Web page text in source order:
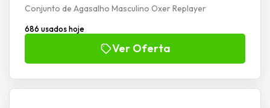
Conjunto de Agasalho Masculino Oxer Replayer
686 usados hoje
Ver Oferta